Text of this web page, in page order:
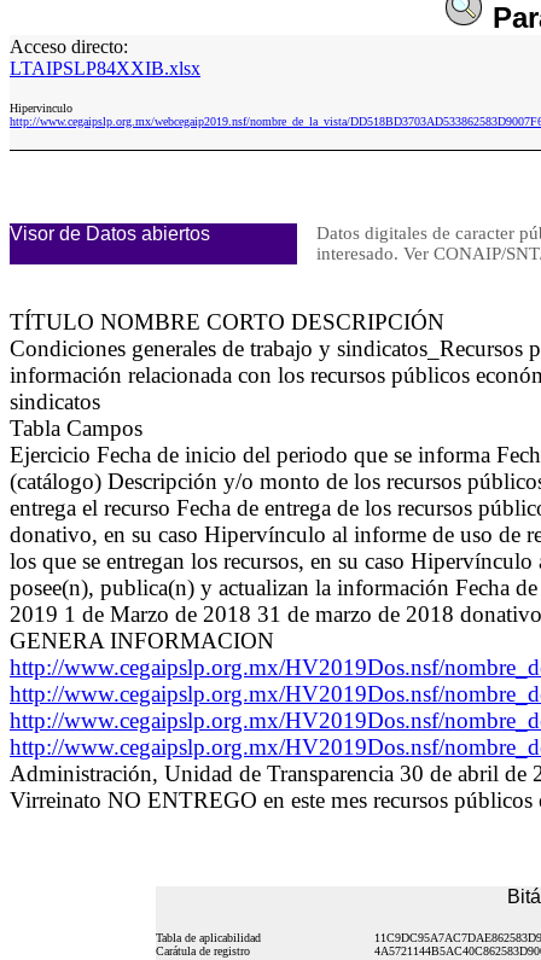
Acceso directo:
LTAIPSLP84XXIB.xlsx
Hipervinculo
http://www.cegaipslp.org.mx/webcegaip2019.nsf/nombre_de_la_vista/
Visor de Datos abiertos
Datos digitales de caracter
interesado. Ver CONAIP/
TÍTULO NOMBRE CORTO DESCRIPCIÓN
Condiciones generales de trabajo y
información relacionada con los recursos públicos
sindicatos
Tabla Campos
Ejercicio Fecha de inicio del periodo que se informa
(catálogo) Descripción y/o monto de los recursos
entrega el recurso Fecha de entrega de los recursos
donativo, en su caso Hipervínculo al informe de uso de
los que se entregan los recursos, en su caso
posee(n), publica(n) y actualizan la información Fecha
2019 1 de Marzo de 2018 31 de marzo de 2018
GENERA INFORMACION
http://www.cegaipslp.org.mx/HV2019Dos.nsf/
http://www.cegaipslp.org.mx/HV2019Dos.nsf/
http://www.cegaipslp.org.mx/HV2019Dos.nsf/
http://www.cegaipslp.org.mx/HV2019Dos.nsf/
Administración, Unidad de Transparencia 30 de abril
Virreinato NO ENTREGO en este mes recursos
Tabla de aplicabilidad
Carátula de registro